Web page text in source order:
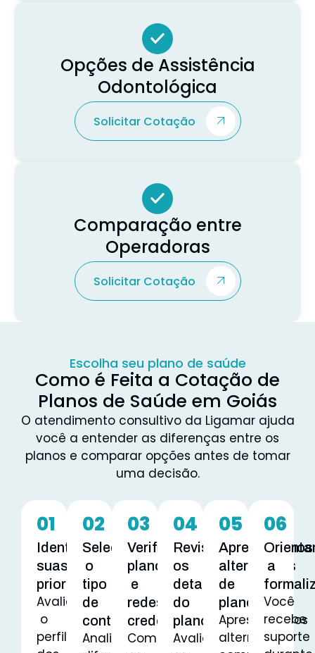
Opções de Assistência
Odontológica
Solicitar Cotação
Comparação entre
Operadoras
Solicitar Cotação
Escolha seu plano de saúde
Como é Feita a Cotação de
Planos de Saúde em Goiás
O atendimento consultivo da Ligamar ajuda
você a entender as diferenças entre os
planos e comparar opções antes de tomar
uma decisão.
01
Identificamos
suas
prioridades
Avaliamos
o
perfil
02
Selecionamos
o
tipo
de
contratação
Analisamos
03
Verificamos
planos
e
redes
credenciadas
Comparamos
04
Revisamos
os
detalhes
do
plano
Avaliamos
05
Apresentamos
alternativas
de
planos
Apresentamos
alternativas
06
a
Você
recebe
suporte